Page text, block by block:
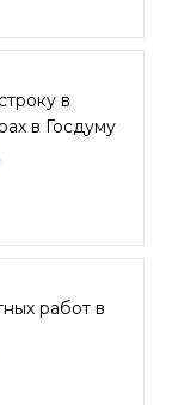
в
в Госдуму
работ в